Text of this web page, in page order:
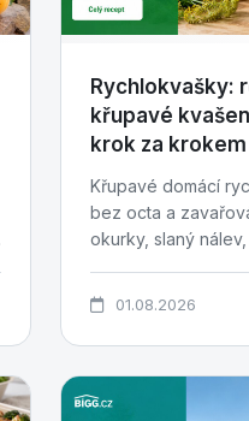
Rychlokvašky:
křupavé
krok za krokem
Křupavé domácí
bez octa a
okurky, slaný nálev,
01.08.2026